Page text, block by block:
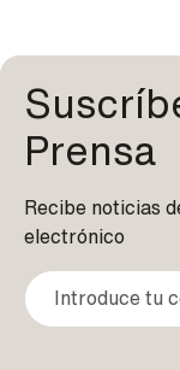
Prensa
Recibe noticias
electrónico